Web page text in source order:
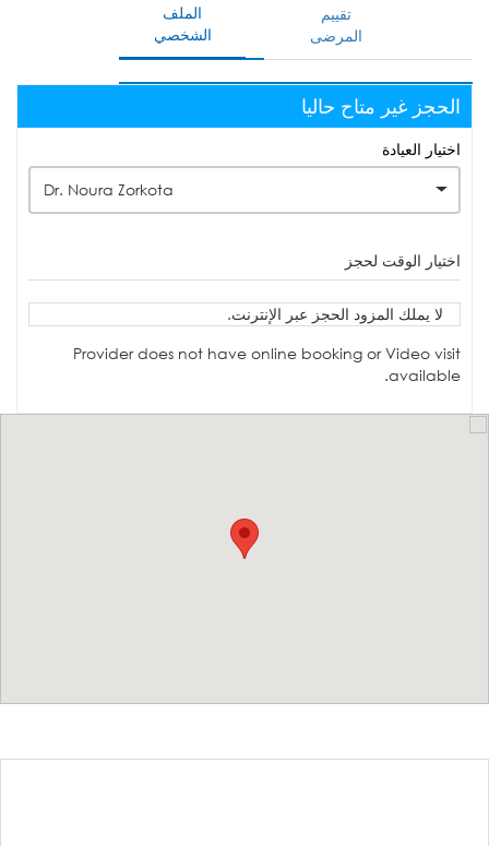
الملف
الشخصي
تقييم
المرضى
الحجز غير متاح حاليا
اختيار العيادة
Dr. Noura Zorkota
اختيار الوقت لحجز
لا يملك المزود الحجز عبر الإنترنت.
Provider does not have online booking or Video visit
available.